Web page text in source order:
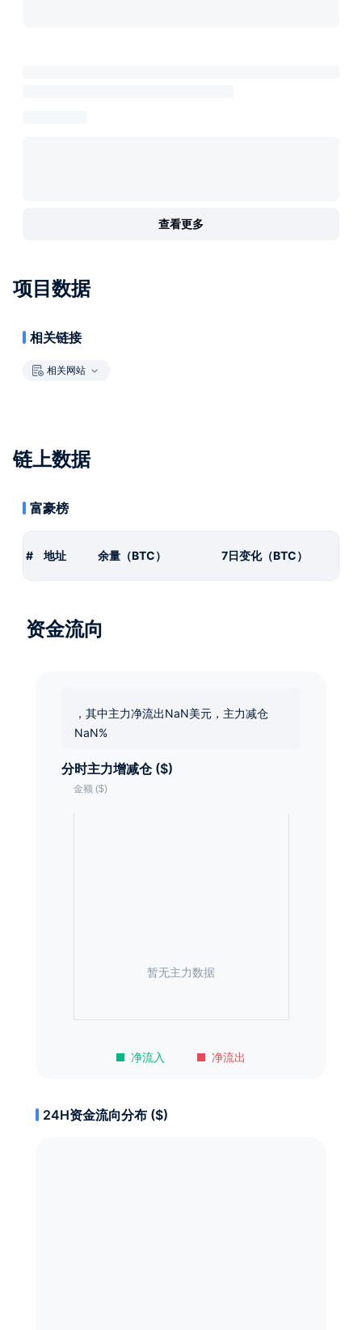
查看更多
项目数据
相关链接
相关网站
链上数据
富豪榜
# 地址 余量（BTC） 7日变化（BTC）
资金流向
，其中主力净流出NaN美元，主力减仓
NaN%
分时主力增减仓 ($)
净流入 净流出
暂无主力数据
24H资金流向分布 ($)